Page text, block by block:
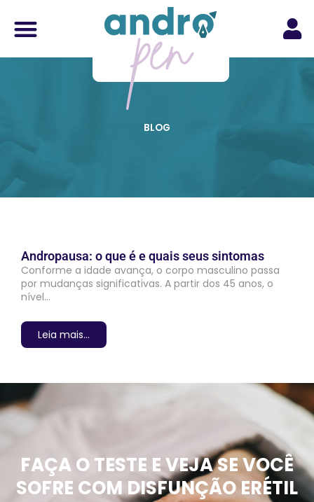
para
BLOG
Andropausa: o que é e quais seus sintomas
Conforme a idade avança, o corpo masculino passa
por mudanças significativas. A partir dos 45 anos, o
nível…
Leia mais...
FAÇA O TESTE E VEJA SE VOCÊ
SOFRE COM DISFUNÇÃO ERÉTIL